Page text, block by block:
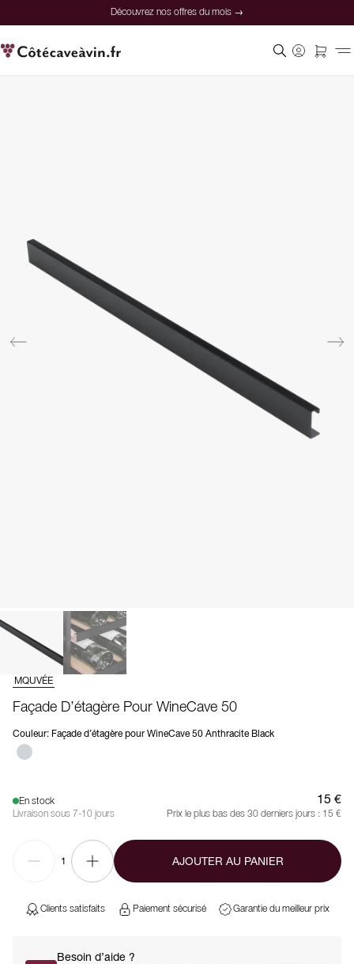
Découvrez nos offres du mois →
MQUVÉE
Façade D’étagère Pour WineCave 50
Couleur: Façade d’étagère pour WineCave 50 Anthracite Black
En stock
Livraison sous 7-10 jours
15 €
Prix le plus bas des 30 derniers jours : 15 €
1 AJOUTER AU PANIER
Clients satisfaits Paiement sécurisé Garantie du meilleur prix
Besoin d’aide ?